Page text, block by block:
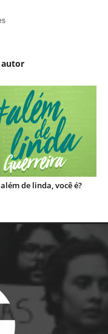
autor
de linda, você é?